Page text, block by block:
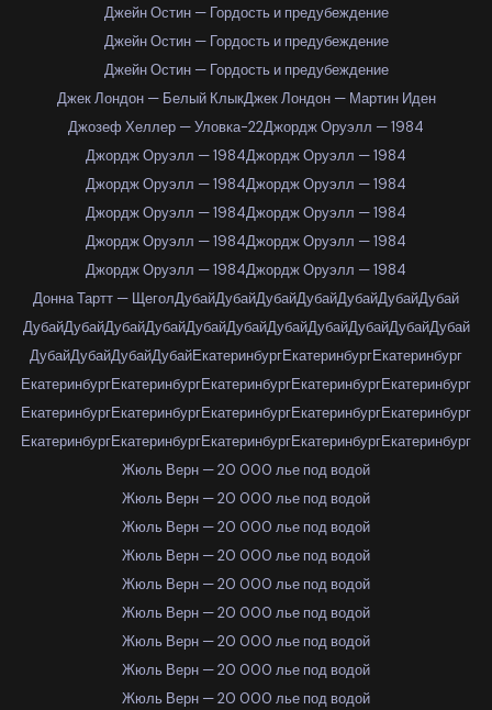
Джейн Остин — Гордость и предубеждение
Джейн Остин — Гордость и предубеждение
Джейн Остин — Гордость и предубеждение
Джек Лондон — Белый КлыкДжек Лондон — Мартин Иден
Джозеф Хеллер — Уловка-22Джордж Оруэлл — 1984
Джордж Оруэлл — 1984Джордж Оруэлл — 1984
Джордж Оруэлл — 1984Джордж Оруэлл — 1984
Джордж Оруэлл — 1984Джордж Оруэлл — 1984
Джордж Оруэлл — 1984Джордж Оруэлл — 1984
Джордж Оруэлл — 1984Джордж Оруэлл — 1984
Донна Тартт — ЩеголДубайДубайДубайДубайДубайДубайДубай
ДубайДубайДубайДубайДубайДубайДубайДубайДубайДубайДубай
ДубайДубайДубайДубайЕкатеринбургЕкатеринбургЕкатеринбург
ЕкатеринбургЕкатеринбургЕкатеринбургЕкатеринбургЕкатеринбург
ЕкатеринбургЕкатеринбургЕкатеринбургЕкатеринбургЕкатеринбург
ЕкатеринбургЕкатеринбургЕкатеринбургЕкатеринбургЕкатеринбург
Жюль Верн — 20 000 лье под водой
Жюль Верн — 20 000 лье под водой
Жюль Верн — 20 000 лье под водой
Жюль Верн — 20 000 лье под водой
Жюль Верн — 20 000 лье под водой
Жюль Верн — 20 000 лье под водой
Жюль Верн — 20 000 лье под водой
Жюль Верн — 20 000 лье под водой
Жюль Верн — 20 000 лье под водой